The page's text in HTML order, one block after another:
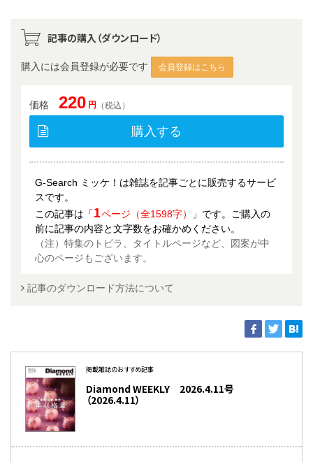
記事の購入（ダウンロード）
購入には会員登録が必要です 会員登録はこちら
価格 220 円 （税込）
購入する
G-Search ミッケ！は雑誌を記事ごとに販売するサービ
スです。
この記事は「1ページ（全1598字）
」です。ご購入の
前に記事の内容と文字数をお確かめください。
（注）特集のトビラ、タイトルページなど、図案が中
心のページもございます。
記事のダウンロード方法について
掲載雑誌のおすすめ記事
Diamond WEEKLY 2026.4.11号
（2026.4.11）